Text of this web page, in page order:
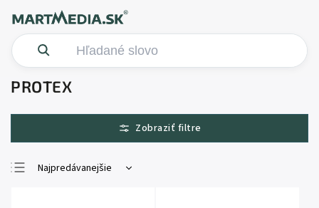
PROTEX
Najpredávanejšie